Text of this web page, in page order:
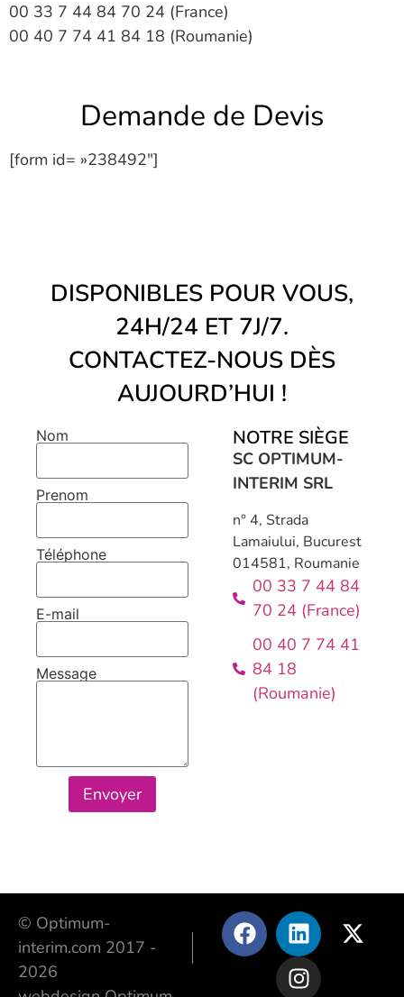
00 33 7 44 84 70 24 (France)
00 40 7 74 41 84 18 (Roumanie)
Demande de Devis
[form id= »238492″]
DISPONIBLES POUR VOUS,
24H/24 ET 7J/7.
CONTACTEZ-NOUS DÈS
AUJOURD’HUI !
Nom
Prenom
Téléphone
E-mail
Message
Envoyer
NOTRE SIÈGE
SC OPTIMUM-
INTERIM SRL
n° 4, Strada
Lamaiului, Bucurest
014581, Roumanie
00 33 7 44 84
70 24 (France)
00 40 7 74 41
84 18
(Roumanie)
© Optimum-
interim.com 2017 -
2026